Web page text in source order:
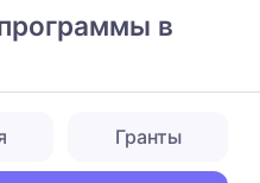
в
Гранты